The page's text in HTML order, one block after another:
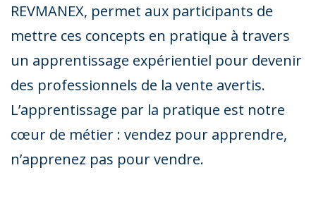
REVMANEX, permet aux participants de
mettre ces concepts en pratique à travers
un apprentissage expérientiel pour devenir
des professionnels de la vente avertis.
L’apprentissage par la pratique est notre
cœur de métier : vendez pour apprendre,
n’apprenez pas pour vendre.